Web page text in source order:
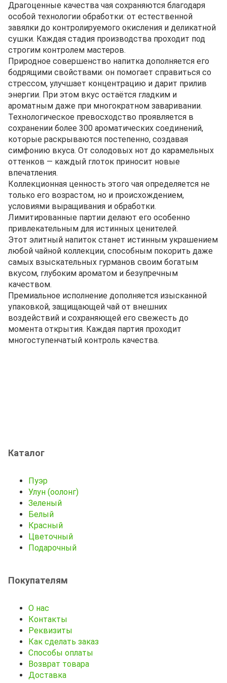
Драгоценные качества чая сохраняются благодаря
особой технологии обработки: от естественной
завялки до контролируемого окисления и деликатной
сушки. Каждая стадия производства проходит под
строгим контролем мастеров.
Природное совершенство напитка дополняется его
бодрящими свойствами: он помогает справиться со
стрессом, улучшает концентрацию и дарит прилив
энергии. При этом вкус остаётся гладким и
ароматным даже при многократном заваривании.
Технологическое превосходство проявляется в
сохранении более 300 ароматических соединений,
которые раскрываются постепенно, создавая
симфонию вкуса. От солодовых нот до карамельных
оттенков — каждый глоток приносит новые
впечатления.
Коллекционная ценность этого чая определяется не
только его возрастом, но и происхождением,
условиями выращивания и обработки.
Лимитированные партии делают его особенно
привлекательным для истинных ценителей.
Этот элитный напиток станет истинным украшением
любой чайной коллекции, способным покорить даже
самых взыскательных гурманов своим богатым
вкусом, глубоким ароматом и безупречным
качеством.
Премиальное исполнение дополняется изысканной
упаковкой, защищающей чай от внешних
воздействий и сохраняющей его свежесть до
момента открытия. Каждая партия проходит
многоступенчатый контроль качества.
Каталог
Пуэр
Улун (оолонг)
Зеленый
Белый
Красный
Цветочный
Подарочный
Покупателям
О нас
Контакты
Реквизиты
Как сделать заказ
Способы оплаты
Возврат товара
Доставка